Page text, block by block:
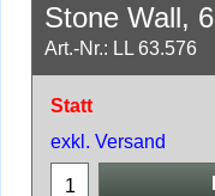
Stone Wall,
Art.-Nr.: LL 63.576
Statt
exkl. Versand